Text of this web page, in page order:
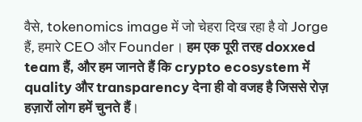
वैसे, tokenomics image में जो चेहरा दिख रहा है वो Jorge
हैं, हमारे CEO और Founder।हम एक पूरी तरह doxxed
team हैं, और हम जानते हैं कि crypto ecosystem में
quality और transparency देना ही वो वजह है जिससे रोज़
हज़ारों लोग हमें चुनते हैं।